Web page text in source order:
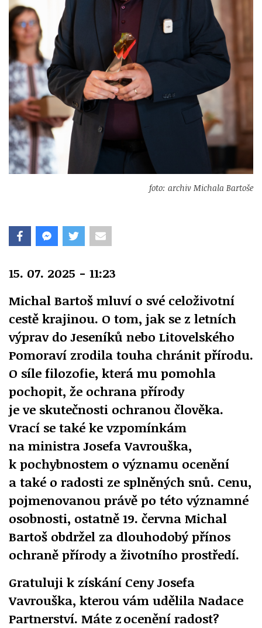
foto: archiv Michala Bartoše
15. 07. 2025 - 11:23
Michal Bartoš mluví o své celoživotní
cestě krajinou. O tom, jak se z letních
výprav do Jeseníků nebo Litovelského
Pomoraví zrodila touha chránit přírodu.
O síle filozofie, která mu pomohla
pochopit, že ochrana přírody
je ve skutečnosti ochranou člověka.
Vrací se také ke vzpomínkám
na ministra Josefa Vavrouška,
k pochybnostem o významu ocenění
a také o radosti ze splněných snů. Cenu,
pojmenovanou právě po této významné
osobnosti, ostatně 19. června Michal
Bartoš obdržel za dlouhodobý přínos
ochraně přírody a životního prostředí.
Gratuluji k získání Ceny Josefa
Vavrouška, kterou vám udělila Nadace
Partnerství. Máte zocenění radost?